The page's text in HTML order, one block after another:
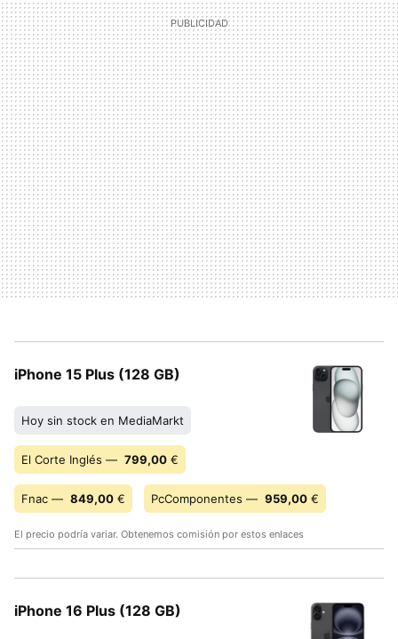
iPhone 15 Plus (128 GB)
Hoy sin stock en MediaMarkt
El Corte Inglés — 799,00 €
Fnac — 849,00 € PcComponentes — 959,00 €
El precio podría variar. Obtenemos comisión por estos enlaces
iPhone 16 Plus (128 GB)